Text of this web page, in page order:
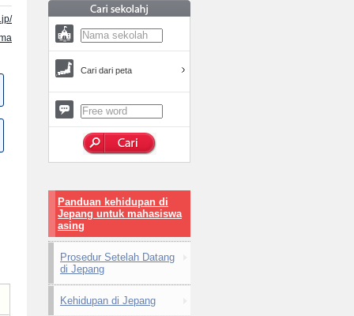
Cari dari peta
Panduan kehidupan di
Jepang untuk mahasiswa
asing
Prosedur Setelah Datang
di Jepang
Kehidupan di Jepang